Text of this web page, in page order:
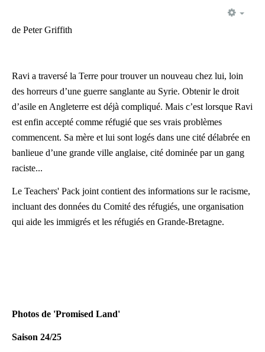
de Peter Griffith
Ravi a traversé la Terre pour trouver un nouveau chez lui, loin
des horreurs d’une guerre sanglante au Syrie. Obtenir le droit
d’asile en Angleterre est déjà compliqué. Mais c’est lorsque Ravi
est enfin accepté comme réfugié que ses vrais problèmes
commencent. Sa mère et lui sont logés dans une cité délabrée en
banlieue d’une grande ville anglaise, cité dominée par un gang
raciste...
Le Teachers' Pack joint contient des informations sur le racisme,
incluant des données du Comité des réfugiés, une organisation
qui aide les immigrés et les réfugiés en Grande-Bretagne.
Photos de 'Promised Land'
Saison 24/25